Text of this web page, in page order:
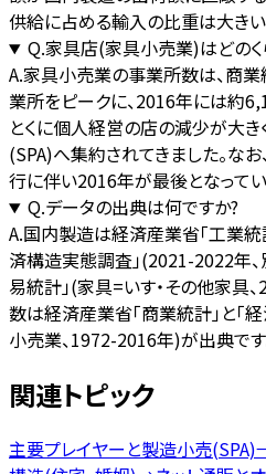
供給に占める輸入の比重は大きい
Q.家具店(家具小売業)はどのく
A.家具小売業の事業所数は、商
業所をピークに、2016年には約
とくに個人経営の店の減少が大
(SPA)へ集約されてきました。な
行に伴い2016年が最後となってい
Q.データの出典は何ですか?
A.国内製造は経済産業省「工業
済構造実態調査」(2021-2022年
易統計」(家具=いす・その他家具
数は経済産業省「商業統計」と「
小売業、1972-2016年)が出典です
関連トピック
主要プレイヤーと製造小売(SPA)